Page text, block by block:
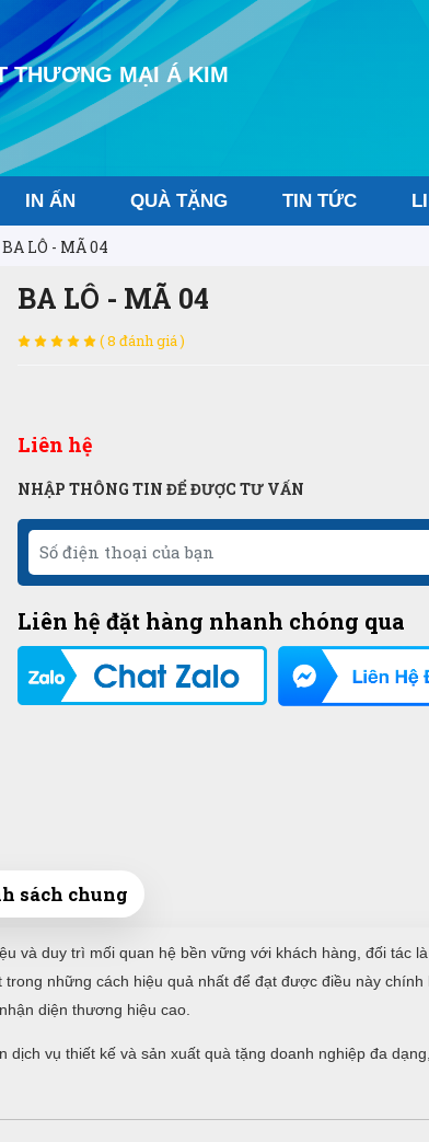
THƯƠNG MẠI Á KIM
IN ẤN QUÀ TẶNG TIN TỨC
BA LÔ - MÃ 04
BA LÔ - MÃ 04
( 8 đánh giá )
Liên hệ
NHẬP THÔNG TIN ĐỂ ĐƯỢC TƯ VẤN
Liên hệ đặt hàng nhanh chóng qua
sách chung
và duy trì mối quan hệ bền vững với khách hàng, đối tác
những cách hiệu quả nhất để đạt được điều này chính
diện thương hiệu cao.
dịch vụ thiết kế và sản xuất quà tặng doanh nghiệp đa